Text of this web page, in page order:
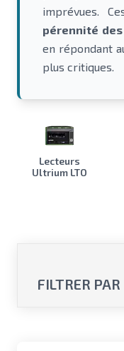
imprévues.
pérennité
en répondant
plus critiques.
Lecteurs
Ultrium LTO
FILTRER PAR